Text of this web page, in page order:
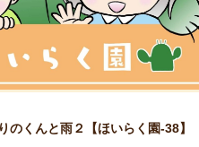
のくんと雨２【ほいらく園-38】